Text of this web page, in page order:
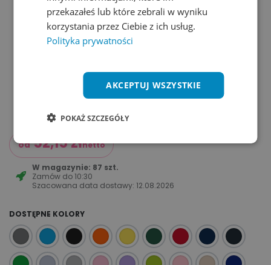
od 52,15złnetto
W magazynie: 87 szt.
Zamów do 10:30
Szacowana data dostawy: 12.08.2026
DOSTĘPNE KOLORY
przekazałeś lub które zebrali w wyniku
korzystania przez Ciebie z ich usług.
Polityka prywatności
AKCEPTUJ WSZYSTKIE
POKAŻ SZCZEGÓŁY